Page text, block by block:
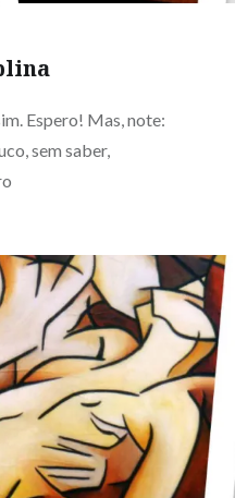
Espero! Mas, note:
sem saber,